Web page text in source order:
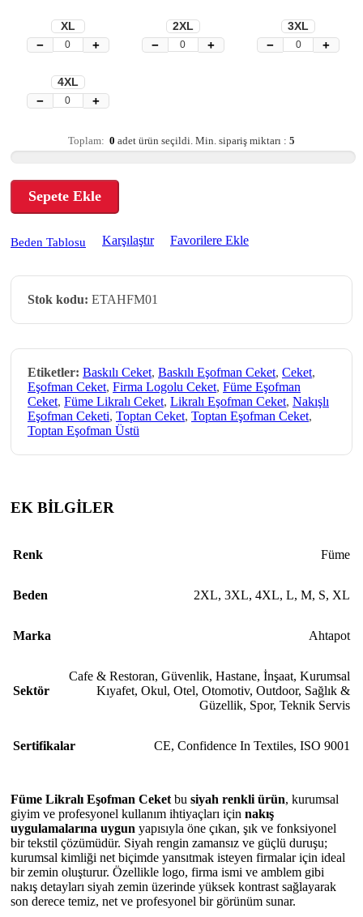
XL
− +
2XL
− +
3XL
− +
4XL
− +
Toplam: 0 adet ürün seçildi. Min. sipariş miktarı : 5
Sepete Ekle
Beden Tablosu Karşılaştır Favorilere Ekle
Stok kodu: ETAHFM01
Etiketler: Baskılı Ceket, Baskılı Eşofman Ceket, Ceket,
Eşofman Ceket, Firma Logolu Ceket, Füme Eşofman
Ceket, Füme Likralı Ceket, Likralı Eşofman Ceket, Nakışlı
Eşofman Ceketi, Toptan Ceket, Toptan Eşofman Ceket,
Toptan Eşofman Üstü
EK BİLGİLER
Renk Füme
Beden 2XL, 3XL, 4XL, L, M, S, XL
Marka Ahtapot
Sektör
Cafe & Restoran, Güvenlik, Hastane, İnşaat, Kurumsal
Kıyafet, Okul, Otel, Otomotiv, Outdoor, Sağlık &
Güzellik, Spor, Teknik Servis
Sertifikalar CE, Confidence In Textiles, ISO 9001
Füme Likralı Eşofman Ceketbu siyah renkli ürün, kurumsal
giyim ve profesyonel kullanım ihtiyaçları için nakış
uygulamalarına uygun yapısıyla öne çıkan, şık ve fonksiyonel
bir tekstil çözümüdür. Siyah rengin zamansız ve güçlü duruşu;
kurumsal kimliği net biçimde yansıtmak isteyen firmalar için ideal
bir zemin oluşturur. Özellikle logo, firma ismi ve amblem gibi
nakış detayları siyah zemin üzerinde yüksek kontrast sağlayarak
son derece temiz, net ve profesyonel bir görünüm sunar.